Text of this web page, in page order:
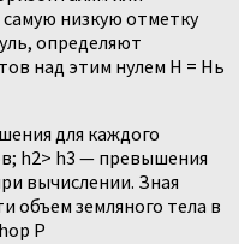
низкую отметку
определяют
над этим нулем Н = Нь
для каждого
h2> h3 — превышения
вычислении. Зная
объем земляного тела в
P